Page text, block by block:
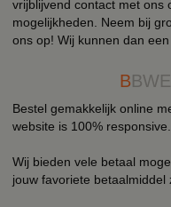
vrijblijvend contact met ons
mogelijkheden. Neem bij
ons op! Wij kunnen dan
B
Bestel gemakkelijk online
website is 100% responsive.
Wij bieden vele betaal
jouw favoriete betaalmiddel